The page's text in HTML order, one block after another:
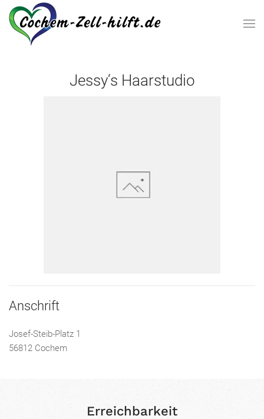
Zum Hauptinhalt springen
Jessy‘s Haarstudio
Anschrift
Josef-Steib-Platz 1
56812 Cochem
Erreichbarkeit